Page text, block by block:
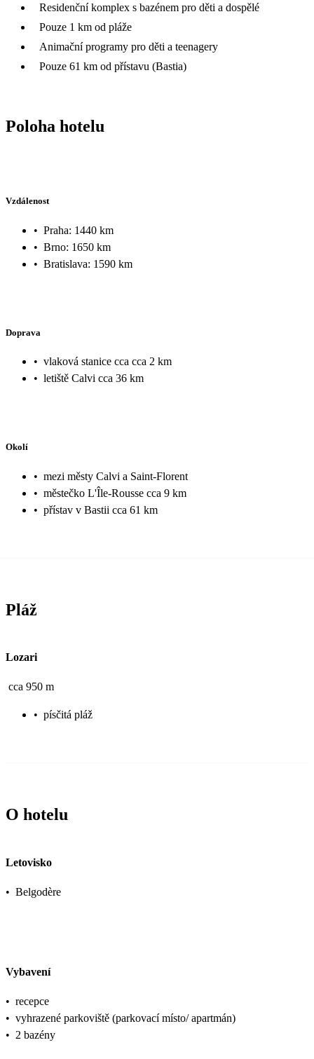
Residenční komplex s bazénem pro děti a dospělé
Pouze 1 km od pláže
Animační programy pro děti a teenagery
Pouze 61 km od přístavu (Bastia)
Poloha hotelu
Vzdálenost
• Praha: 1440 km
• Brno: 1650 km
• Bratislava: 1590 km
Doprava
• vlaková stanice cca cca 2 km
• letiště Calvi cca 36 km
Okolí
• mezi městy Calvi a Saint-Florent
• městečko L'Île-Rousse cca 9 km
• přístav v Bastii cca 61 km
Pláž
Lozari
cca 950 m
• písčitá pláž
O hotelu
Letovisko
• Belgodère
Vybavení
• recepce
• vyhrazené parkoviště (parkovací místo/ apartmán)
• 2 bazény